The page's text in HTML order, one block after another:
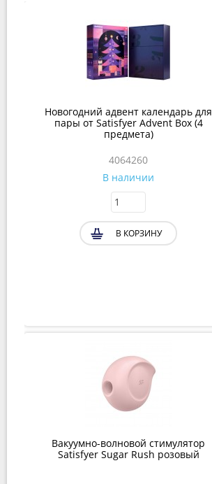
Новогодний адвент календарь для
пары от Satisfyer Advent Box (4
предмета)
4064260
В наличии
В КОРЗИНУ
Вакуумно-волновой стимулятор
Satisfyer Sugar Rush розовый